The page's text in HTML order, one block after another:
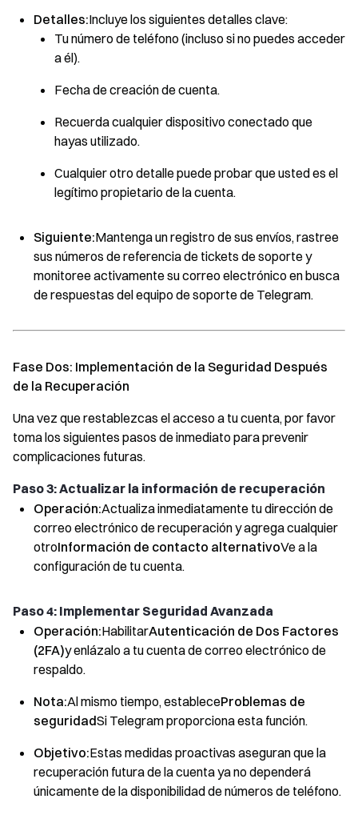
Detalles:Incluye los siguientes detalles clave:
Tu número de teléfono (incluso si no puedes acceder
a él).
Fecha de creación de cuenta.
Recuerda cualquier dispositivo conectado que
hayas utilizado.
Cualquier otro detalle puede probar que usted es el
legítimo propietario de la cuenta.
Siguiente:Mantenga un registro de sus envíos, rastree
sus números de referencia de tickets de soporte y
monitoree activamente su correo electrónico en busca
de respuestas del equipo de soporte de Telegram.
Fase Dos: Implementación de la Seguridad Después
de la Recuperación
Una vez que restablezcas el acceso a tu cuenta, por favor
toma los siguientes pasos de inmediato para prevenir
complicaciones futuras.
Paso 3: Actualizar la información de recuperación
Operación:Actualiza inmediatamente tu dirección de
correo electrónico de recuperación y agrega cualquier
otroInformación de contacto alternativoVe a la
configuración de tu cuenta.
Paso 4: Implementar Seguridad Avanzada
Operación:HabilitarAutenticación de Dos Factores
(2FA)y enlázalo a tu cuenta de correo electrónico de
respaldo.
Nota:Al mismo tiempo, estableceProblemas de
seguridadSi Telegram proporciona esta función.
Objetivo:Estas medidas proactivas aseguran que la
recuperación futura de la cuenta ya no dependerá
únicamente de la disponibilidad de números de teléfono.